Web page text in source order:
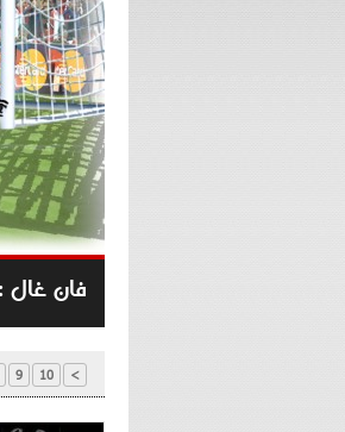
فان غال
9 10 >